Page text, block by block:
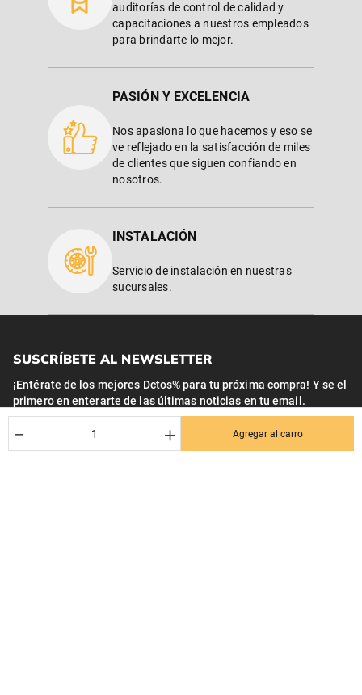
＋
－ Agregar al carro
auditorías de control de calidad y
capacitaciones a nuestros empleados
para brindarte lo mejor.
PASIÓN Y EXCELENCIA
Nos apasiona lo que hacemos y eso se
ve reflejado en la satisfacción de miles
de clientes que siguen confiando en
nosotros.
INSTALACIÓN
Servicio de instalación en nuestras
sucursales.
SUSCRÍBETE AL NEWSLETTER
¡Entérate de los mejores Dctos% para tu próxima compra! Y se el
primero en enterarte de las últimas noticias en tu email.